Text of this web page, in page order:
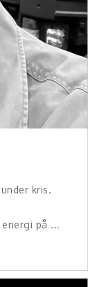
kris.
på ...